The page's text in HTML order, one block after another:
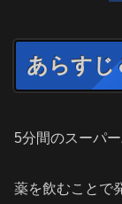
あらすじ
5分間のスーパー
薬を飲むことで